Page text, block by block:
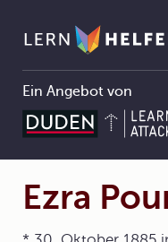
Ein Angebot von
Englisch Abitur
Ezra